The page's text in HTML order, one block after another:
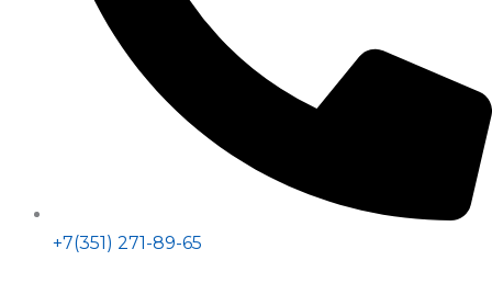
+7(351) 271-89-65